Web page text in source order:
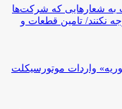
به شعارهایی که شرکت‌ها
نکنند/ تامین قطعات و
واردات موتورسیکلت